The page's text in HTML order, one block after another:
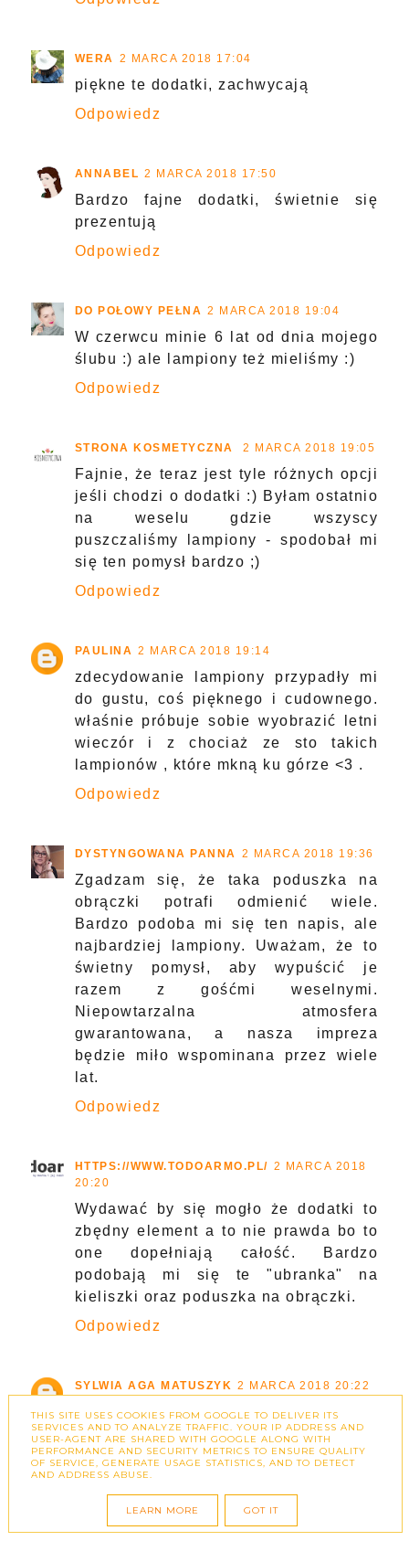
WERA 2 MARCA 2018 17:04
piękne te dodatki, zachwycają
Odpowiedz
ANNABEL 2 MARCA 2018 17:50
Bardzo fajne dodatki, świetnie się
prezentują
Odpowiedz
DO POŁOWY PEŁNA 2 MARCA 2018 19:04
W czerwcu minie 6 lat od dnia mojego
ślubu :) ale lampiony też mieliśmy :)
Odpowiedz
STRONA KOSMETYCZNA 2 MARCA 2018 19:05
Fajnie, że teraz jest tyle różnych opcji
jeśli chodzi o dodatki :) Byłam ostatnio
na weselu gdzie wszyscy
puszczaliśmy lampiony - spodobał mi
się ten pomysł bardzo ;)
Odpowiedz
PAULINA 2 MARCA 2018 19:14
zdecydowanie lampiony przypadły mi
do gustu, coś pięknego i cudownego.
właśnie próbuje sobie wyobrazić letni
wieczór i z chociaż ze sto takich
lampionów , które mkną ku górze <3 .
Odpowiedz
DYSTYNGOWANA PANNA 2 MARCA 2018 19:36
Zgadzam się, że taka poduszka na
obrączki potrafi odmienić wiele.
Bardzo podoba mi się ten napis, ale
najbardziej lampiony. Uważam, że to
świetny pomysł, aby wypuścić je
razem z gośćmi weselnymi.
Niepowtarzalna atmosfera
gwarantowana, a nasza impreza
będzie miło wspominana przez wiele
lat.
Odpowiedz
HTTPS://WWW.TODOARMO.PL/ 2 MARCA 2018
20:20
Wydawać by się mogło że dodatki to
zbędny element a to nie prawda bo to
one dopełniają całość. Bardzo
podobają mi się te "ubranka" na
kieliszki oraz poduszka na obrączki.
Odpowiedz
SYLWIA AGA MATUSZYK 2 MARCA 2018 20:22
Oj masz rację. Ozdoby są strasznie
ważne w ten wyjątkowy dzień :)
Szczególnie ozdobienie stołu i
kościoła.
Odpowiedz
THIS SITE USES COOKIES FROM GOOGLE TO DELIVER ITS
SERVICES AND TO ANALYZE TRAFFIC. YOUR IP ADDRESS AND
USER-AGENT ARE SHARED WITH GOOGLE ALONG WITH
PERFORMANCE AND SECURITY METRICS TO ENSURE QUALITY
OF SERVICE, GENERATE USAGE STATISTICS, AND TO DETECT
AND ADDRESS ABUSE.
LEARN MORE GOT IT